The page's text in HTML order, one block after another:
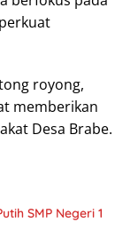
royong,
memberikan
Desa Brabe.
SMP Negeri 1